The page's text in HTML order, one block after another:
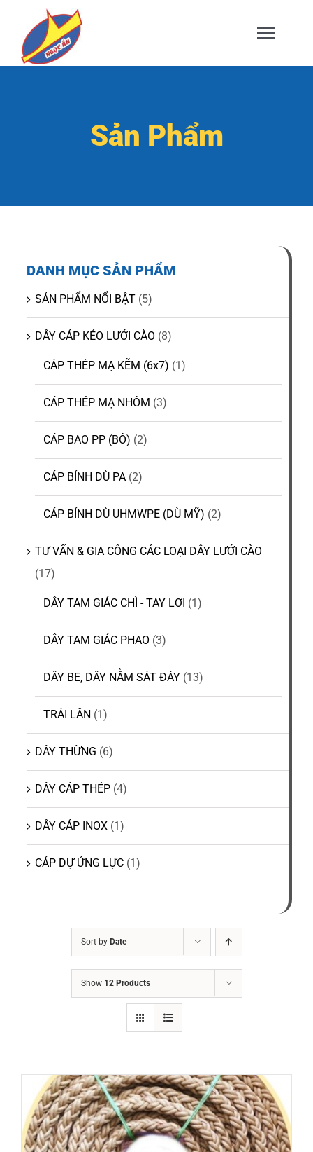
content
CATALOGUE
Sản Phẩm
DANH MỤC SẢN PHẨM
SẢN PHẨM NỔI BẬT (5)
DÂY CÁP KÉO LƯỚI CÀO (8)
CÁP THÉP MẠ KẼM (6x7) (1)
CÁP THÉP MẠ NHÔM (3)
CÁP BAO PP (BÔ) (2)
CÁP BÍNH DÙ PA (2)
CÁP BÍNH DÙ UHMWPE (DÙ MỸ) (2)
TƯ VẤN & GIA CÔNG CÁC LOẠI DÂY LƯỚI CÀO
(17)
DÂY TAM GIÁC CHÌ - TAY LƠI (1)
DÂY TAM GIÁC PHAO (3)
DÂY BE, DÂY NẰM SÁT ĐÁY (13)
TRÁI LĂN (1)
DÂY THỪNG (6)
DÂY CÁP THÉP (4)
DÂY CÁP INOX (1)
CÁP DỰ ỨNG LỰC (1)
Sort by Date
Show 12 Products